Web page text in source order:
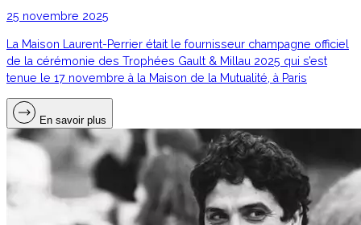
25 novembre 2025
La Maison Laurent-Perrier était le fournisseur champagne officiel
de la cérémonie des Trophées Gault & Millau 2025 qui s’est
tenue le 17 novembre à la Maison de la Mutualité, à Paris
En savoir plus